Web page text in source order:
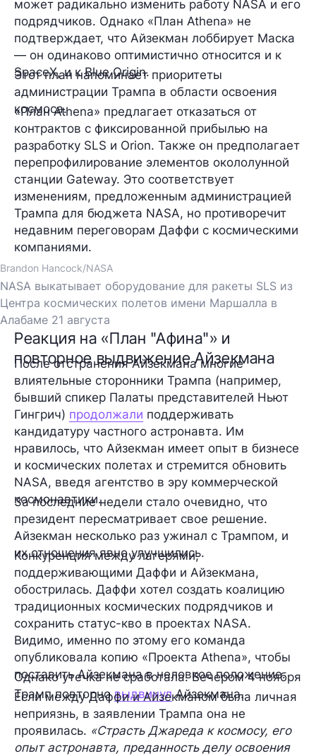
может радикально изменить работу NASA и его
подрядчиков. Однако «План Athena» не
подтверждает, что Айзекман лоббирует Маска
— он одинаково оптимистично относится и к
SpaceX, и к Blue Origin.
Этот план напоминает приоритеты
администрации Трампа в области освоения
космоса.
«План Athena» предлагает отказаться от
контрактов с фиксированной прибылью на
разработку SLS и Orion. Также он предполагает
перепрофилирование элементов окололунной
станции Gateway. Это соответствует
изменениям, предложенным администрацией
Трампа для бюджета NASA, но противоречит
недавним переговорам Даффи с космическими
компаниями.
Brandon Hancock/NASA
NASA выкатывает оборудование для ракеты SLS из
Центра космических полетов имени Маршалла в
Алабаме 21 августа
Реакция на «План "Афина"» и
повторное выдвижение Айзекмана
После отстранения Айзекмана многие
влиятельные сторонники Трампа (например,
бывший спикер Палаты представителей Ньют
Гингрич) продолжали поддерживать
кандидатуру частного астронавта. Им
нравилось, что Айзекман имеет опыт в бизнесе
и космических полетах и стремится обновить
NASA, введя агентство в эру коммерческой
космонавтики.
За последние недели стало очевидно, что
президент пересматривает свое решение.
Айзекман несколько раз ужинал с Трампом, и
их отношения явно улучшились.
Конкуренция между лагерями,
поддерживающими Даффи и Айзекмана,
обострилась. Даффи хотел создать коалицию
традиционных космических подрядчиков и
сохранить статус-кво в проектах NASA.
Видимо, именно по этому его команда
опубликовала копию «Проекта Athena», чтобы
поставить Айзекмана в неловкое положение.
Однако утечка не сработала. Вечером 4 ноября
Трамп повторновыдвинулАйзекмана.
Если между Даффи и Айзекманом была личная
неприязнь, в заявлении Трампа она не
проявилась. «Страсть Джареда к космосу, его
опыт астронавта, преданность делу освоения